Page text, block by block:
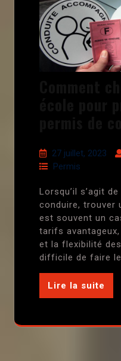
27 juillet, 2023
Permis
Lorsqu’il s’agit
conduire, trouver
est souvent un
tarifs
et la flexibilité
difficile de faire le
Lire la suite